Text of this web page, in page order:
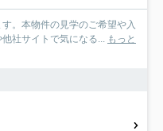
。本物件の見学のご希望や入
社サイトで気になる... もっと